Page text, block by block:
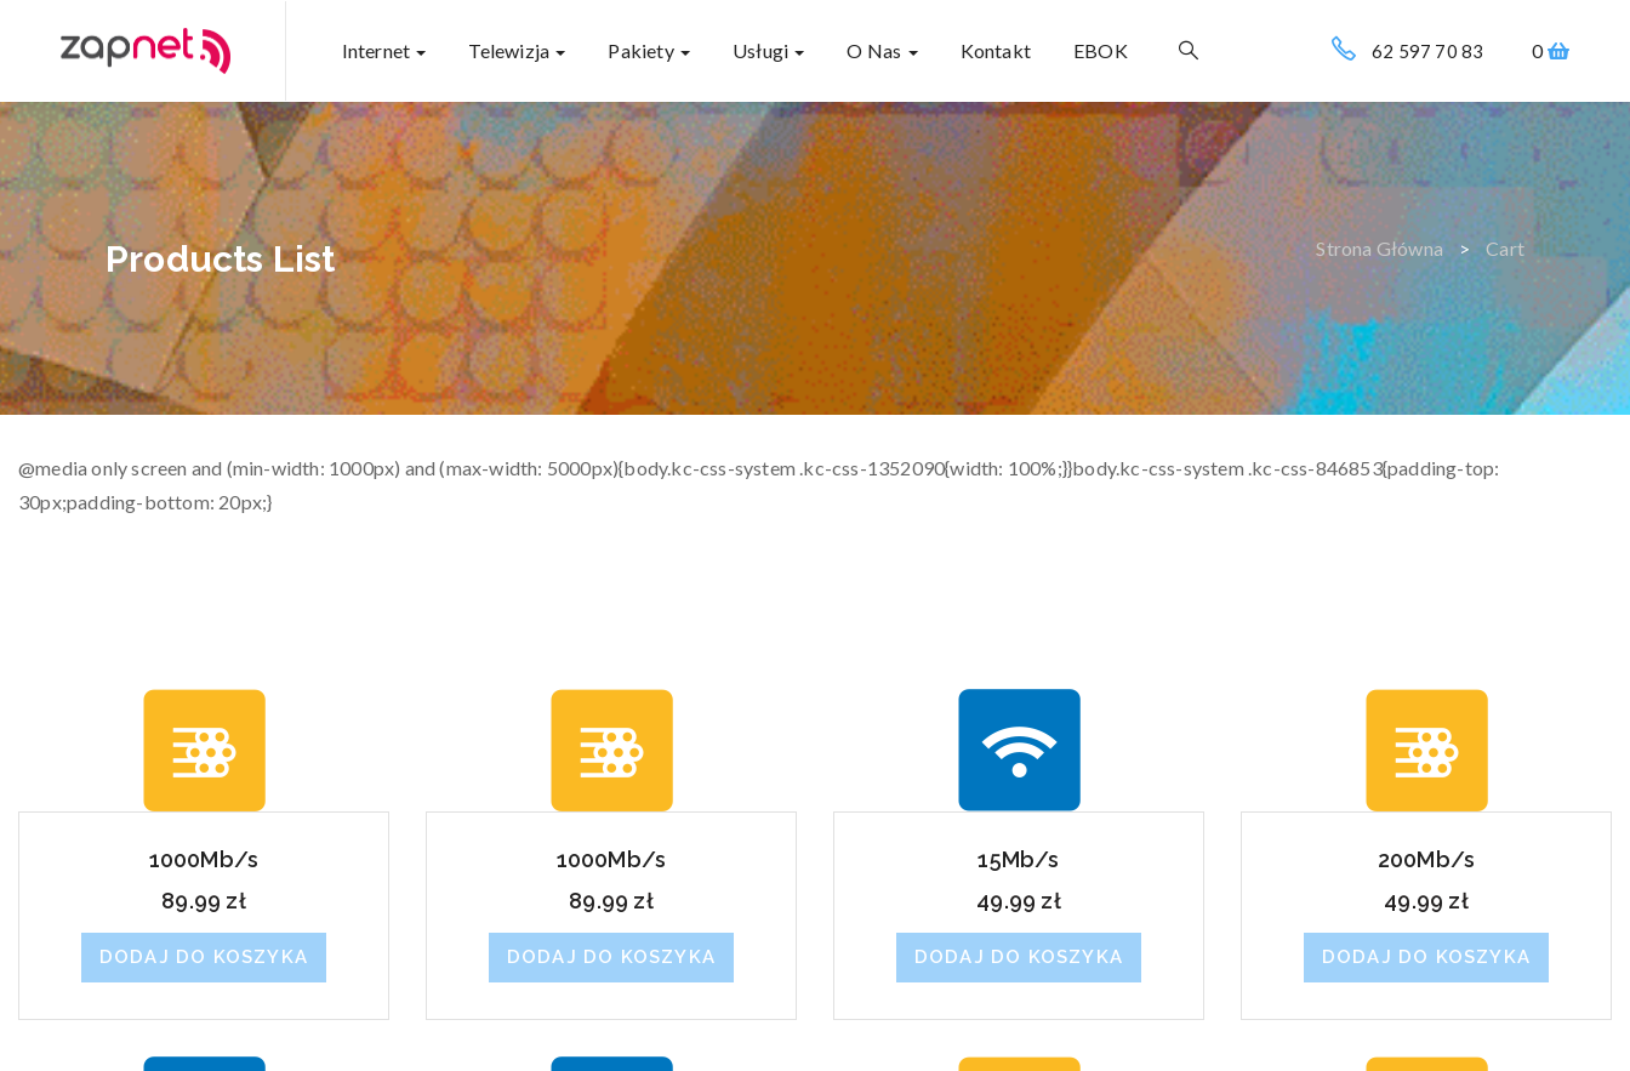
Internet Telewizja Pakiety Usługi O Nas Kontakt EBOK 62 597 70 83 0
Strona Główna Cart
Products List
@media only screen and (min-width: 1000px) and (max-width: 5000px){body.kc-css-system .kc-css-1352090{width: 100%;}}body.kc-css-system .kc-css-846853{padding-top:
30px;padding-bottom: 20px;}
1000Mb/s
89.99 zł
DODAJ DO KOSZYKA
1000Mb/s
89.99 zł
DODAJ DO KOSZYKA
15Mb/s
49.99 zł
DODAJ DO KOSZYKA
200Mb/s
49.99 zł
DODAJ DO KOSZYKA